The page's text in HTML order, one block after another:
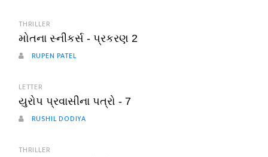
THRILLER
મોતના સ્નીકર્સ - પ્રકરણ 2
RUPEN PATEL
LETTER
યુરોપ પ્રવાસીના પત્રો - 7
RUSHIL DODIYA
THRILLER